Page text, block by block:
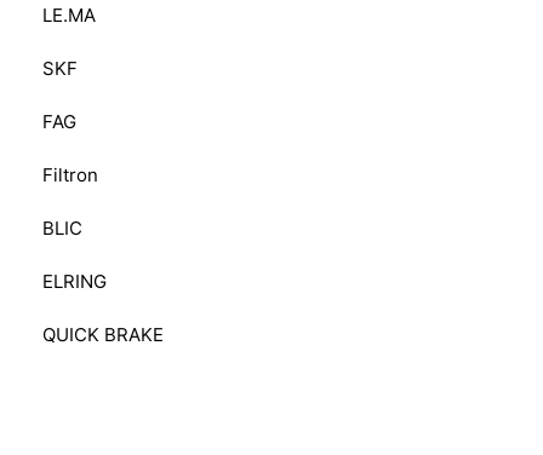
LE.MA
SKF
FAG
Filtron
BLIC
ELRING
QUICK BRAKE